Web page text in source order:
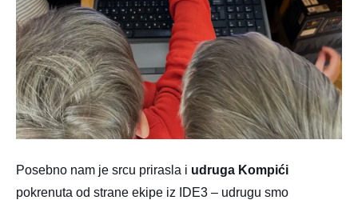
Posebno nam je srcu prirasla i udruga Kompići
pokrenuta od strane ekipe iz IDE3 – udrugu smo